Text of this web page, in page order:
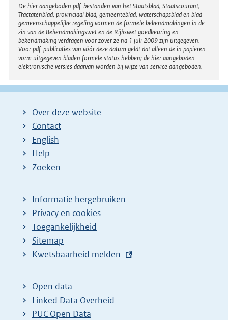
Disclaimer
De hier aangeboden pdf-bestanden van het Staatsblad, Staatscourant,
Tractatenblad, provinciaal blad, gemeenteblad, waterschapsblad en blad
gemeenschappelijke regeling vormen de formele bekendmakingen in de
zin van de Bekendmakingswet en de Rijkswet goedkeuring en
bekendmaking verdragen voor zover ze na 1 juli 2009 zijn uitgegeven.
Voor pdf-publicaties van vóór deze datum geldt dat alleen de in papieren
vorm uitgegeven bladen formele status hebben; de hier aangeboden
elektronische versies daarvan worden bij wijze van service aangeboden.
Over deze website
Contact
English
Help
Zoeken
Informatie hergebruiken
Privacy en cookies
Toegankelijkheid
Sitemap
E
t
e
r
Kwetsbaarheid melden
Open data
Linked Data Overheid
PUC Open Data